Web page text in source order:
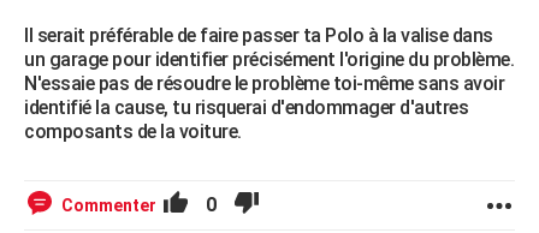
Il serait préférable de faire passer ta Polo à la valise dans
un garage pour identifier précisément l'origine du problème.
N'essaie pas de résoudre le problème toi-même sans avoir
identifié la cause, tu risquerai d'endommager d'autres
composants de la voiture.
Commenter 0